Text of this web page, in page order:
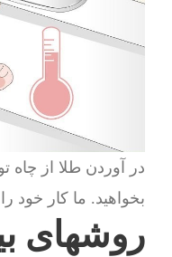
در آوردن طلا از چاه
بخواهید. ما کار خود
روشهای